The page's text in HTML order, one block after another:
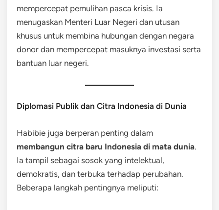
mempercepat pemulihan pasca krisis. Ia
menugaskan Menteri Luar Negeri dan utusan
khusus untuk membina hubungan dengan negara
donor dan mempercepat masuknya investasi serta
bantuan luar negeri.
Diplomasi Publik dan Citra Indonesia di Dunia
Habibie juga berperan penting dalam
membangun citra baru Indonesia di mata dunia.
Ia tampil sebagai sosok yang intelektual,
demokratis, dan terbuka terhadap perubahan.
Beberapa langkah pentingnya meliputi: